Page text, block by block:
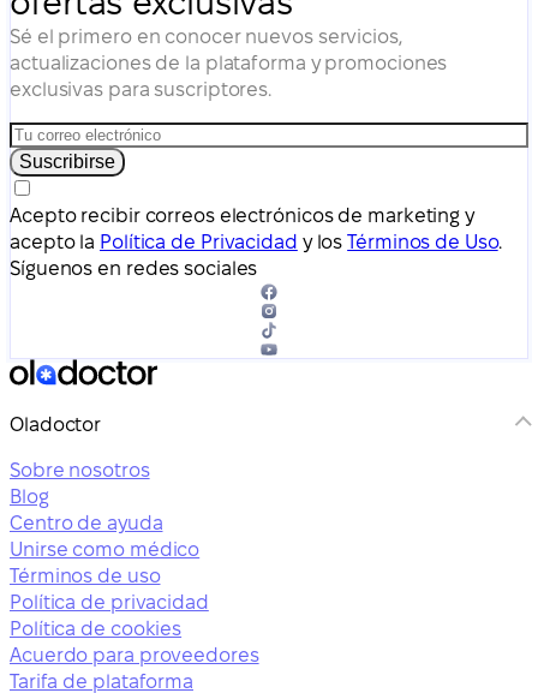
Sé el primero en conocer nuevos servicios,
actualizaciones de la plataforma y promociones
exclusivas para suscriptores.
Suscribirse
Acepto recibir correos electrónicos de marketing y
acepto la Política de Privacidad y losTérminos de Uso.
Síguenos en redes sociales
Oladoctor
Sobre nosotros
Blog
Centro de ayuda
Unirse como médico
Términos de uso
Política de privacidad
Política de cookies
Acuerdo para proveedores
Tarifa de plataforma